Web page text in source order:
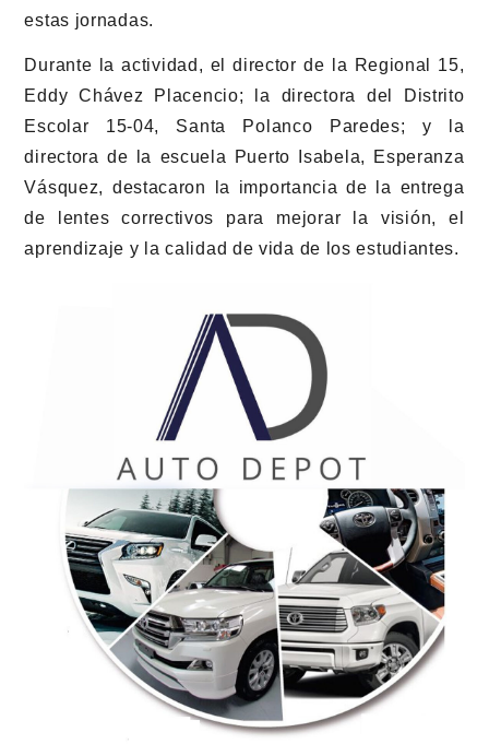
estas jornadas.
Durante la actividad, el director de la Regional 15,
Eddy Chávez Placencio; la directora del Distrito
Escolar 15-04, Santa Polanco Paredes; y la
directora de la escuela Puerto Isabela, Esperanza
Vásquez, destacaron la importancia de la entrega
de lentes correctivos para mejorar la visión, el
aprendizaje y la calidad de vida de los estudiantes.